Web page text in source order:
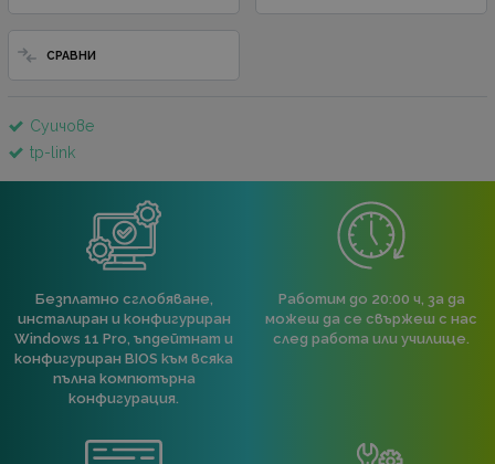
СРАВНИ
Суичове
tp-link
Безплатно сглобяване,
инсталиран и конфигуриран
Windows 11 Pro, ъпдейтнат и
конфигуриран BIOS към всяка
пълна компютърна
конфигурация.
Работим до 20:00 ч, за да
можеш да се свържеш с нас
след работа или училище.